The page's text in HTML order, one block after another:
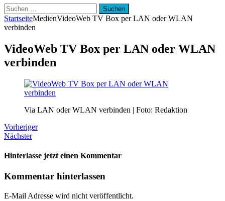
Suchen
nach:
StartseiteMedienVideoWeb TV Box per LAN oder WLAN
verbinden
VideoWeb TV Box per LAN oder WLAN
verbinden
Via LAN oder WLAN verbinden | Foto: Redaktion
Vorheriger
Nächster
Hinterlasse jetzt einen Kommentar
Kommentar hinterlassen
E-Mail Adresse wird nicht veröffentlicht.